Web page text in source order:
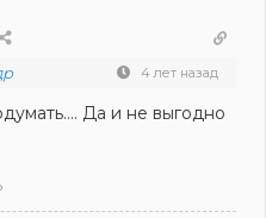
4 лет назад
Да и не выгодно